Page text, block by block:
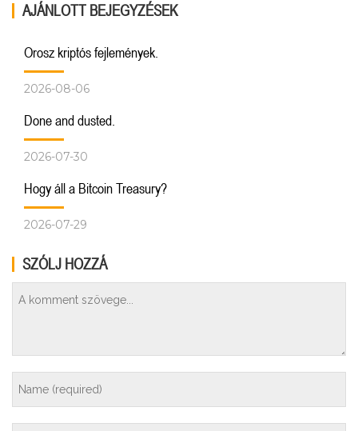
AJÁNLOTT BEJEGYZÉSEK
Orosz kriptós fejlemények.
2026-08-06
Done and dusted.
2026-07-30
Hogy áll a Bitcoin Treasury?
2026-07-29
SZÓLJ HOZZÁ